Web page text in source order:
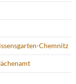
Chemnitz